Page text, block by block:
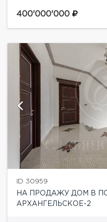
прихожая, кухня,
400'000'000
ID 30959
НА ПРОДАЖУ ДОМ В
АРХАНГЕЛЬСКОЕ-2